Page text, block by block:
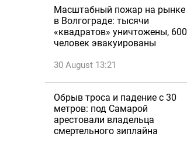
Масштабный пожар на рынке
в Волгограде: тысячи
«квадратов» уничтожены, 600
человек эвакуированы
30 August 13:21
Обрыв троса и падение с 30
метров: под Самарой
арестовали владельца
смертельного зиплайна